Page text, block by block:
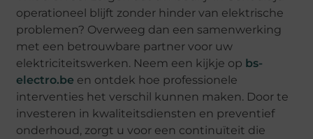
operationeel blijft zonder hinder van elektrische
problemen? Overweeg dan een samenwerking
met een betrouwbare partner voor uw
elektriciteitswerken. Neem een kijkje op bs-
electro.be en ontdek hoe professionele
interventies het verschil kunnen maken. Door te
investeren in kwaliteitsdiensten en preventief
onderhoud, zorgt u voor een continuïteit die